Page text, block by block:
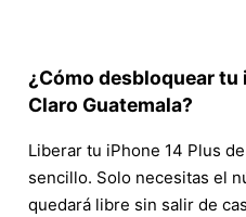
¿Cómo desbloquear tu
Claro Guatemala?
Liberar tu iPhone 14 Plus
sencillo. Solo necesitas el
quedará libre sin salir de